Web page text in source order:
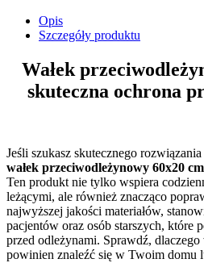
Opis
Szczegóły produktu
Wałek
skuteczna ochrona
Jeśli szukasz skutecznego
wałek przeciwodleżynowy 60x20 cm
Ten produkt nie tylko wspiera
leżącymi, ale również znacząco
najwyższej jakości materiałów,
pacjentów oraz osób starszych, które
przed odleżynami. Sprawdź,
powinien znaleźć się w Twoim domu